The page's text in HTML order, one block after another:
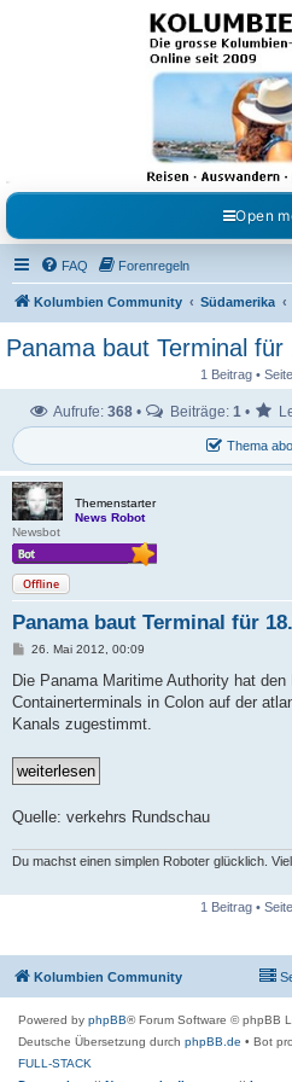
Kolumbienforum - Das
grosse Forum der
Freunde Kolumbiens
Reisen, Auswandern, Kultur, Politik, Geschichte
Austausch, Erfahrungen und Gemeinschaft im
Open
FAQ Forenregeln
Kolumbien Community Südamerika
Panama baut Terminal
1 Beitrag • Seite
Thema
Aufrufe: 368 • Beiträge: 1 •
Themenstarter
News Robot
Newsbot
Offline
Panama baut Terminal für
B
i
r
a
26. Mai 2012, 00:09
Die Panama Maritime Authority hat
Containerterminals in Colon auf der
Kanals zugestimmt.
Quelle: verkehrs Rundschau
Du machst einen simplen Roboter glücklich.
1 Beitrag • Seite
Kolumbien Community
Powered by phpBB® Forum Software © phpBB
Deutsche Übersetzung durch phpBB.de • Bot
FULL-STACK